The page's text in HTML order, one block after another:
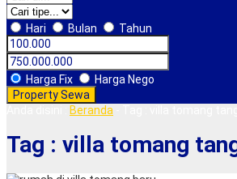
Hari Bulan Tahun
Harga Fix
Harga Nego
Property Sewa
Beranda
Tag : villa tomang